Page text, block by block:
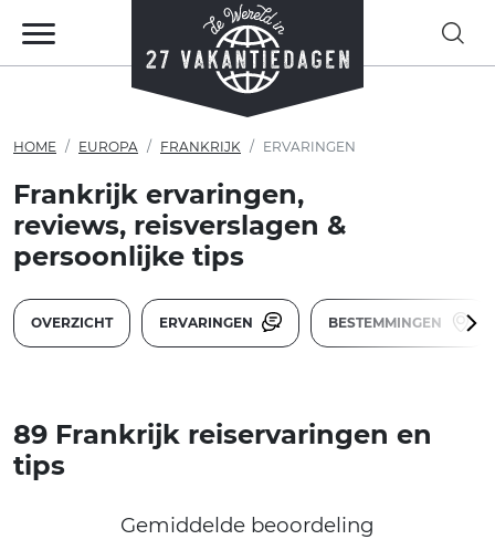
HOME EUROPA FRANKRIJK ERVARINGEN
Frankrijk ervaringen,
reviews, reisverslagen &
persoonlijke tips
OVERZICHT ERVARINGEN BESTEMMINGEN
89 Frankrijk reiservaringen en
tips
Gemiddelde beoordeling